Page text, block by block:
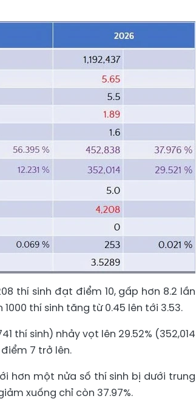
thí sinh đạt điểm 10, gấp hơn 8.2 lần
thí sinh tăng từ 0.45 lên tới 3.53.
thí sinh) nhảy vọt lên 29.52% (352,014
7 trở lên.
hơn một nửa số thí sinh bị dưới trung
xuống chỉ còn 37.97%.